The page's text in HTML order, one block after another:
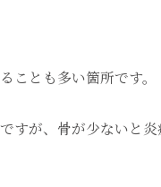
とも多い箇所です。
すが、骨が少ないと